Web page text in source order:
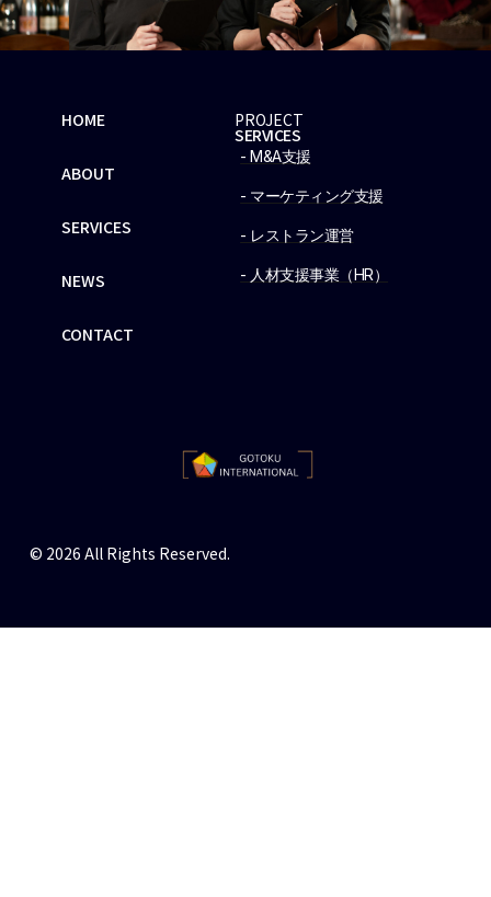
© 2026 All Rights Reserved.
HOME
ABOUT
SERVICES
NEWS
CONTACT
PROJECT
SERVICES
- M&A支援
- マーケティング支援
- レストラン運営
- 人材支援事業（HR）